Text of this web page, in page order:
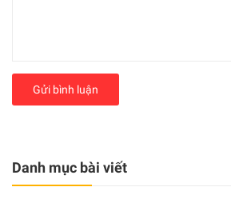
Danh mục bài viết
Gửi bình luận